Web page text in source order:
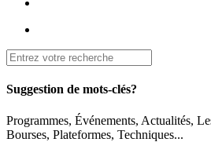
Suggestion de mots-clés?
Programmes, Événements, Actualités,
Bourses, Plateformes, Techniques...